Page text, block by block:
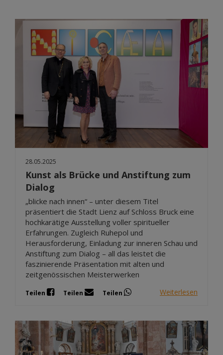
Aug 2026
Jul 2026
Jun 2026
Mär 2026
Dez 2025
28.05.2025
Kunst als Brücke und Anstiftung zum
Dialog
„blicke nach innen“ – unter diesem Titel
präsentiert die Stadt Lienz auf Schloss Bruck eine
hochkarätige Ausstellung voller spiritueller
Erfahrungen. Zugleich Ruhepol und
Herausforderung, Einladung zur inneren Schau und
Anstiftung zum Dialog – all das leistet die
faszinierende Präsentation mit alten und
zeitgenössischen Meisterwerken
Teilen Teilen Teilen Weiterlesen